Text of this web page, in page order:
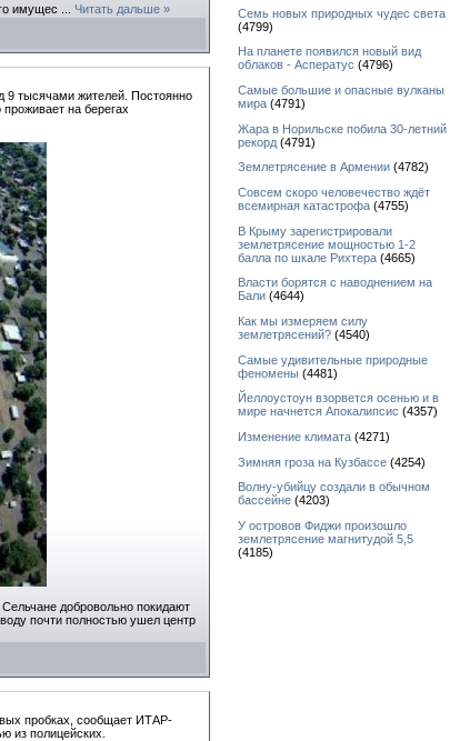
имущес
Читать дальше »
9 тысячами жителей. Постоянно
на берегах
добровольно покидают
почти полностью ушел центр
пробках, сообщает ИТАР-
из полицейских.
Семь новых природных чудес света
(4799)
На планете появился новый вид
облаков - Асператус (4796)
Самые большие и опасные вулканы
мира (4791)
Жара в Норильске побила 30-летний
рекорд (4791)
Землетрясение в Армении (4782)
Совсем скоро человечество ждёт
всемирная катастрофа (4755)
В Крыму зарегистрировали
землетрясение мощностью 1-2
балла по шкале Рихтера (4665)
Власти борятся с наводнением на
Бали (4644)
Как мы измеряем силу
землетрясений? (4540)
Самые удивительные природные
феномены (4481)
Йеллоустоун взорвется осенью и в
мире начнется Апокалипсис (4357)
Изменение климата (4271)
Зимняя гроза на Кузбассе (4254)
Волну-убийцу создали в обычном
бассейне (4203)
У островов Фиджи произошло
землетрясение магнитудой 5,5
(4185)